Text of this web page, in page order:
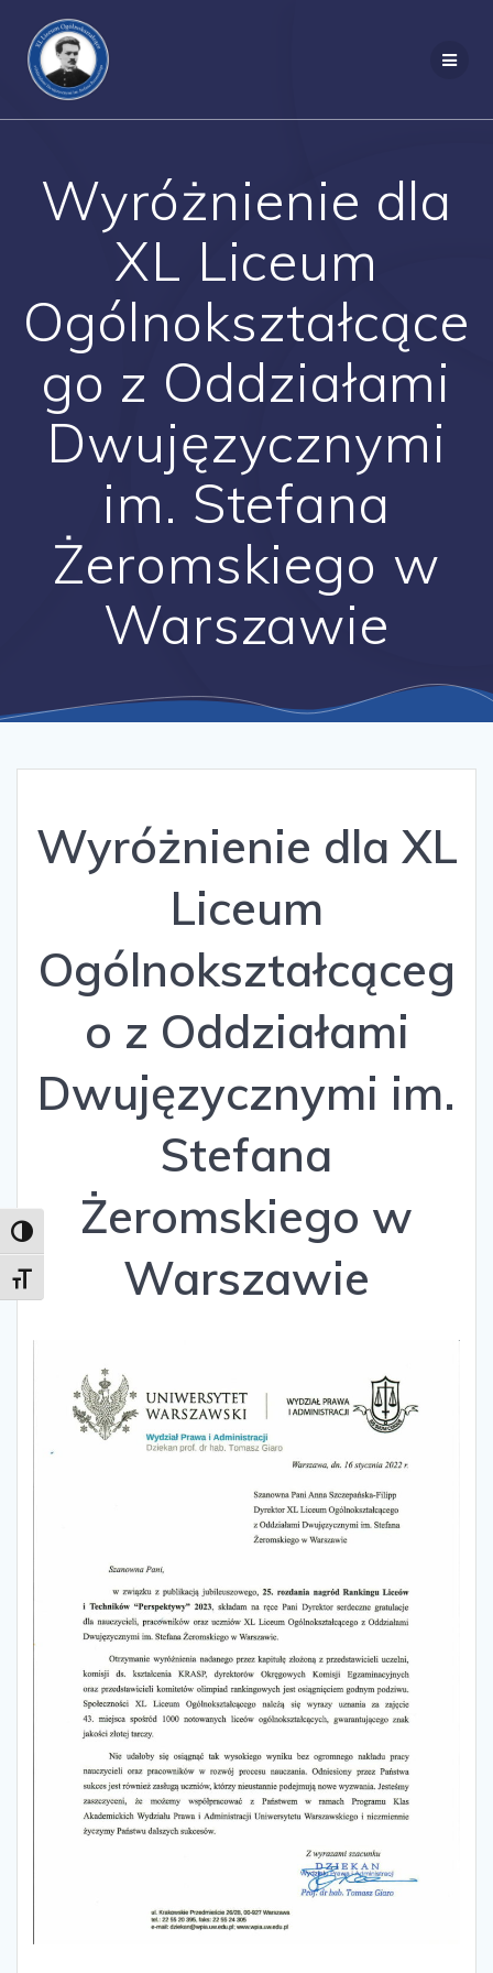
Toggle High Contrast
Toggle Font size
Wyróżnienie dla
XL Liceum
Ogólnokształcące
go z Oddziałami
Dwujęzycznymi
im. Stefana
Żeromskiego w
Warszawie
Wyróżnienie dla XL
Liceum
Ogólnokształcąceg
o z Oddziałami
Dwujęzycznymi im.
Stefana
Żeromskiego w
Warszawie